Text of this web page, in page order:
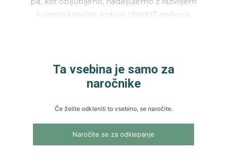
kompleksnejših Arduini chipKIT aplikacij.
Ta vsebina je samo za
naročnike
Če želite odkleniti to vsebino, se naročite.
Naročite se za odklepanje